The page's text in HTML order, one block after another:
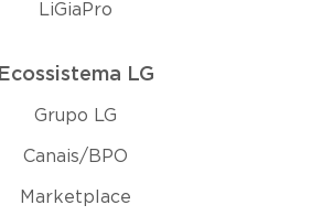
LiGiaPro
Ecossistema LG
Grupo LG
Canais/BPO
Marketplace